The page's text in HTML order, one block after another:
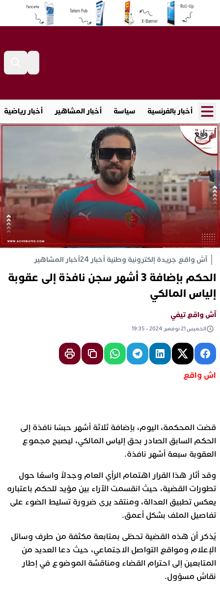
أخبار بالفرنسية سياسة أخبار المشاهير أخبار رياضية
آش واقع جريدة إلكترونية وطنية أخبار 24 أخبار المشاهير
الحكم بإضافة 3 أشهر سجن نافذة إلى عقوبة
إلياس المالكي
آش واقع تيفي
الخميس 21 نوفمبر 2024 - 19:35
اش واقع
قضت المحكمة، اليوم، بإضافة ثلاثة أشهر حبسًا نافذة إلى
الحكم السابق الصادر بحق إلياس المالكي، ليصبح مجموع
العقوبة سبعة أشهر نافذة.
وقد أثار هذا القرار اهتمام الرأي العام وجدلاً واسعًا حول
تطورات القضية، حيث انقسمت الآراء بين مؤيد للحكم باعتباره
يعكس تطبيق العدالة، ومنتقد يرى ضرورة تسليط الضوء على
تفاصيل الملف بشكل أعمق.
يُذكر أن هذه القضية تحظى بمتابعة مكثفة من طرف وسائل
الإعلام ومواقع التواصل الاجتماعي، حيث دعا العديد من
المتابعين إلى احترام القضاء ومناقشة الموضوع في إطار
نقاش مسؤول.